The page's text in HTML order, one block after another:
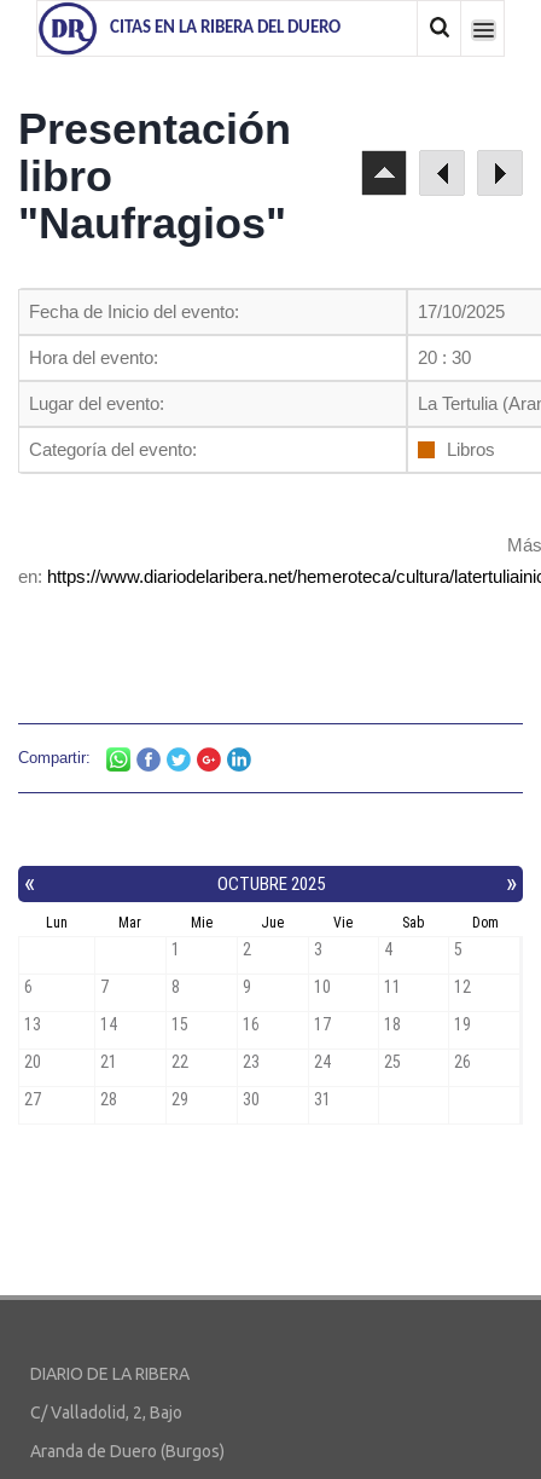
CITAS EN LA RIBERA DEL DUERO
Presentación
libro
"Naufragios"
Fecha de Inicio del evento: 17/10/2025
Hora del evento: 20 : 30
Lugar del evento: La Tertulia
Categoría del evento: Libros
en: https://www.diariodelaribera.net/hemeroteca/cultura/
Compartir:
DIARIO DE LA RIBERA
C/ Valladolid, 2, Bajo
Aranda de Duero (Burgos)